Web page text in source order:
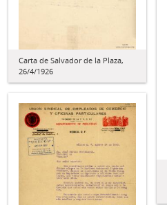
Carta de Salvador de la Plaza,
26/4/1926